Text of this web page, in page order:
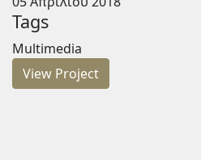
Tags
Multimedia
View Project